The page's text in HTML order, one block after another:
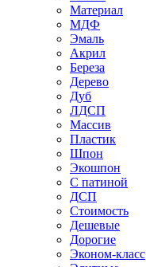
Материал
МДФ
Эмаль
Акрил
Береза
Дерево
Дуб
ЛДСП
Массив
Пластик
Шпон
Экошпон
С патиной
ДСП
Стоимость
Дешевые
Дорогие
Эконом-класс